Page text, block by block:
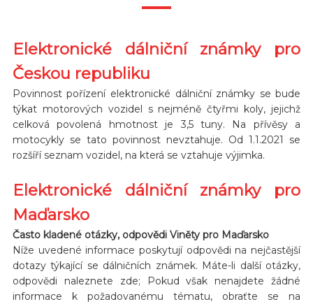
Elektronické dálniční známky pro
Českou republiku
Povinnost pořízení elektronické dálniční známky se bude
týkat motorových vozidel s nejméně čtyřmi koly, jejichž
celková povolená hmotnost je 3,5 tuny. Na přívěsy a
motocykly se tato povinnost nevztahuje. Od 1.1.2021 se
rozšíří seznam vozidel, na která se vztahuje výjimka.
Elektronické dálniční známky pro
Maďarsko
Často kladené otázky, odpovědi Viněty pro Maďarsko
Níže uvedené informace poskytují odpovědi na nejčastější
dotazy týkající se dálničních známek. Máte-li další otázky,
odpovědi naleznete zde; Pokud však nenajdete žádné
informace k požadovanému tématu, obraťte se na